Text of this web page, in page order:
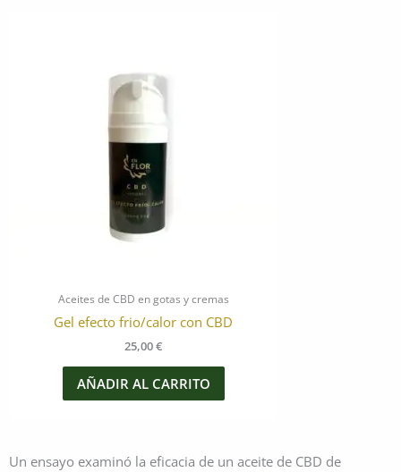
Aceites de CBD en gotas y cremas
Gel efecto frio/calor con CBD
25,00€
AÑADIR AL CARRITO
Un ensayo examinó la eficacia de un aceite de CBD de